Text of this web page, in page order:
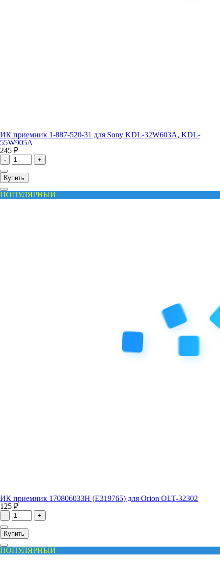
ИК приемник 1-887-520-31 для Sony KDL-32W603A, KDL-
55W905A
245 ₽
- +
Купить
ПОПУЛЯРНЫЙ
ИК приемник 170806033H (E319765) для Orion OLT-32302
125 ₽
- +
Купить
ПОПУЛЯРНЫЙ